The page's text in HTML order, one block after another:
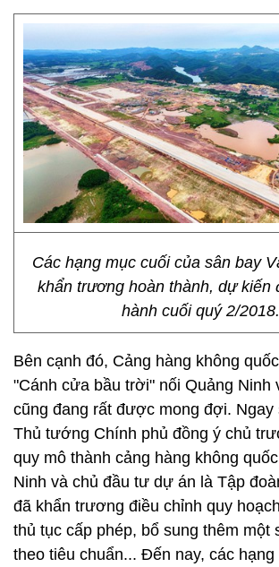
Các hạng mục cuối của sân bay
khẩn trương hoàn thành, dự kiến
hành cuối quý 2/2018.
Bên cạnh đó, Cảng hàng không
"Cánh cửa bầu trời" nối Quảng Ninh
cũng đang rất được mong đợi.
Thủ tướng Chính phủ đồng ý chủ
quy mô thành cảng hàng không
Ninh và chủ đầu tư dự án là Tập
đã khẩn trương điều chỉnh quy
thủ tục cấp phép, bổ sung thêm một
theo tiêu chuẩn... Đến nay, các